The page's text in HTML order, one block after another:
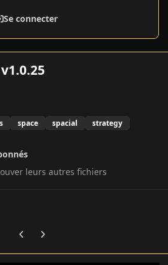
Se connecter
space spacial
strategy
leurs autres fichiers
Previous carousel slide
Next carousel slide